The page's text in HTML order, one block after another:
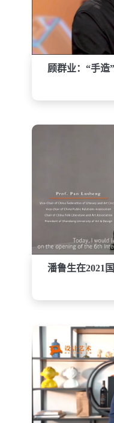
顾群业：“手造
潘鲁生在2021